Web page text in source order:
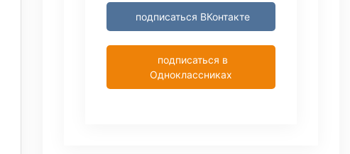
подписаться ВКонтакте
подписаться в
Одноклассниках